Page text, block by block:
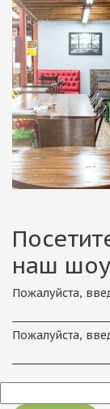
наш
Пожалуйста,
Пожалуйста,